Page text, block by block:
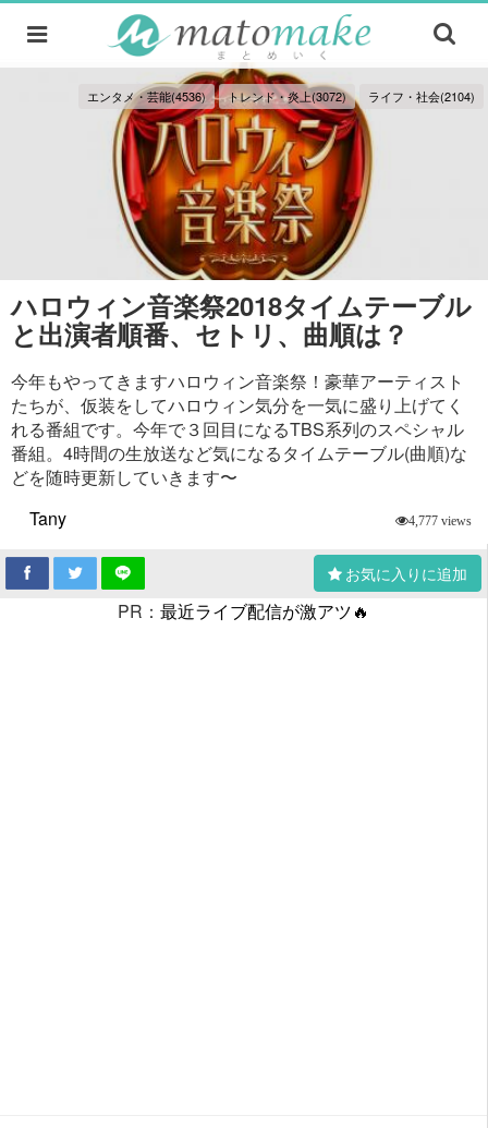
エンタメ・芸能(4536) トレンド・炎上(3072) ライフ・社会(2104)
ハロウィン音楽祭2018タイムテーブル
と出演者順番、セトリ、曲順は？
今年もやってきますハロウィン音楽祭！豪華アーティスト
たちが、仮装をしてハロウィン気分を一気に盛り上げてく
れる番組です。今年で３回目になるTBS系列のスペシャル
番組。4時間の生放送など気になるタイムテーブル(曲順)な
どを随時更新していきます〜
Tany
4,777 views
お気に入りに追加
PR： 最近ライブ配信が激アツ🔥